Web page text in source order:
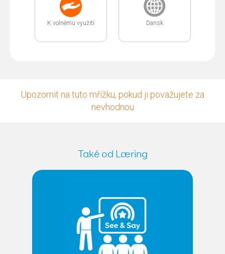
K volnému využití Dansk
Upozornit na tuto mřížku, pokud ji považujete za
nevhodnou
Také od Læring